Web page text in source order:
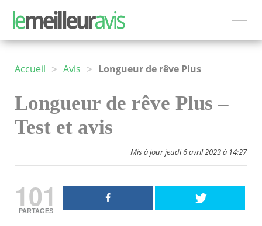
Accueil > Avis > Longueur de rêve Plus
Longueur de rêve Plus –
Test et avis
Mis à jour jeudi 6 avril 2023 à 14:27
101
PARTAGES